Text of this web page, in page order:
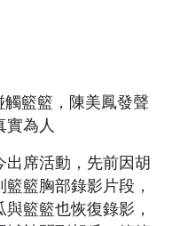
出席活動，先前因胡
籃胸部錄影片段，
籃籃也恢復錄影，